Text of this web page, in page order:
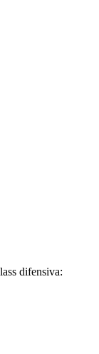
difensiva: